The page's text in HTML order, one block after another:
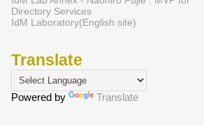
Directory Services
IdM Laboratory(English site)
Translate
Powered by Translate